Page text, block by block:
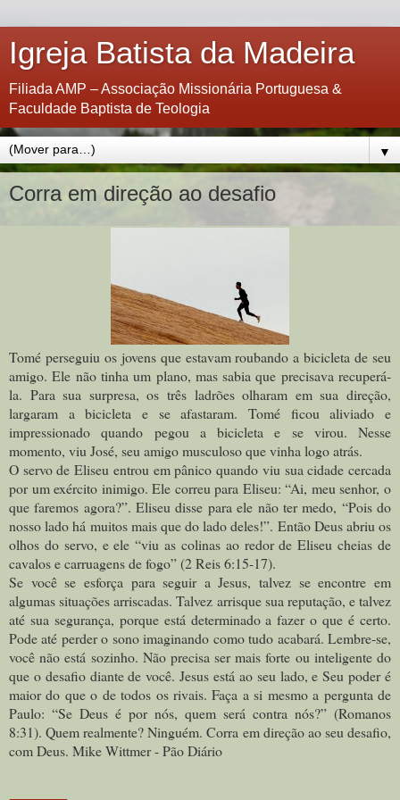
Igreja Batista da Madeira
Filiada AMP – Associação Missionária Portuguesa &
Faculdade Baptista de Teologia
▼
Corra em direção ao desafio
Tomé perseguiu os jovens que estavam roubando a bicicleta de seu
amigo. Ele não tinha um plano, mas sabia que precisava recuperá-
la. Para sua surpresa, os três ladrões olharam em sua direção,
largaram a bicicleta e se afastaram. Tomé ficou aliviado e
impressionado quando pegou a bicicleta e se virou. Nesse
momento, viu José, seu amigo musculoso que vinha logo atrás.
O servo de Eliseu entrou em pânico quando viu sua cidade cercada
por um exército inimigo. Ele correu para Eliseu: “Ai, meu senhor, o
que faremos agora?”. Eliseu disse para ele não ter medo, “Pois do
nosso lado há muitos mais que do lado deles!”. Então Deus abriu os
olhos do servo, e ele “viu as colinas ao redor de Eliseu cheias de
cavalos e carruagens de fogo” (2 Reis 6:15-17).
Se você se esforça para seguir a Jesus, talvez se encontre em
algumas situações arriscadas. Talvez arrisque sua reputação, e talvez
até sua segurança, porque está determinado a fazer o que é certo.
Pode até perder o sono imaginando como tudo acabará. Lembre-se,
você não está sozinho. Não precisa ser mais forte ou inteligente do
que o desafio diante de você. Jesus está ao seu lado, e Seu poder é
maior do que o de todos os rivais. Faça a si mesmo a pergunta de
Paulo: “Se Deus é por nós, quem será contra nós?” (Romanos
8:31). Quem realmente? Ninguém. Corra em direção ao seu desafio,
com Deus. Mike Wittmer - Pão Diário